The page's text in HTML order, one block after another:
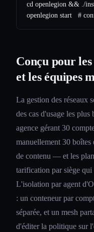
cd openlegion && ./
Conçu pour
et les équipes
La gestion des réseaux
des cas d'usage les
agence gérant 30
manuellement 30
de contenu — et les
tarification par siège
L'isolation par agent
: un conteneur par
séparée, et un mesh
d'éditer la politique sur